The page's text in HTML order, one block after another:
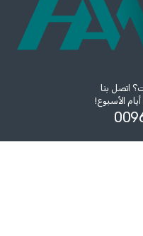
اتصل بنا
الأسبوع!